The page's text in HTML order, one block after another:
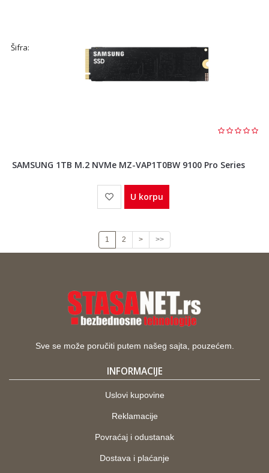
Šifra:
SAMSUNG 1TB M.2 NVMe MZ-VAP1T0BW 9100 Pro Series
U korpu
1 2 > >>
Sve se može poručiti putem našeg sajta, pouzećem.
INFORMACIJE
Uslovi kupovine
Reklamacije
Povraćaj i odustanak
Dostava i plaćanje